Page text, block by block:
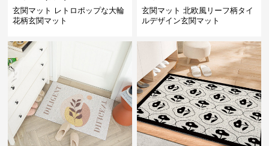
玄関マット レトロポップな大輪
花柄玄関マット
玄関マット 北欧風リーフ柄タイ
ルデザイン玄関マット